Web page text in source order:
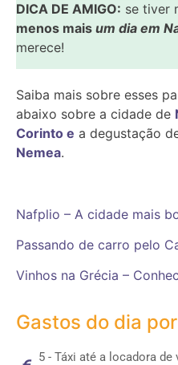
DICA DE AMIGO: se tiver
menos mais um dia em
merece!
Saiba mais sobre esses
abaixo sobre a cidade de
Corinto e a degustação
Nemea.
Nafplio – A cidade mais
Passando de carro pelo
Vinhos na Grécia –
Gastos do dia
5 - Táxi até a locadora